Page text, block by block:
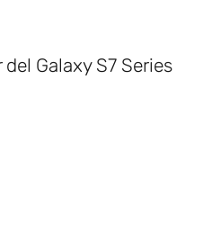
Galaxy S7 Series